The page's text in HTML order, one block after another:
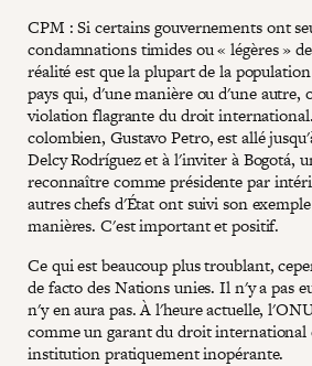
CPM : Si certains gouvernements ont
condamnations timides ou « légères »
réalité est que la plupart de la
pays qui, d'une manière ou d'une autre,
violation flagrante du droit
colombien, Gustavo Petro, est allé
Delcy Rodríguez et à l'inviter à Bogotá,
reconnaître comme présidente par
autres chefs d'État ont suivi son
manières. C'est important et positif.
Ce qui est beaucoup plus troublant,
de facto des Nations unies. Il n'y a pas
n'y en aura pas. À l'heure actuelle,
comme un garant du droit international
institution pratiquement inopérante.